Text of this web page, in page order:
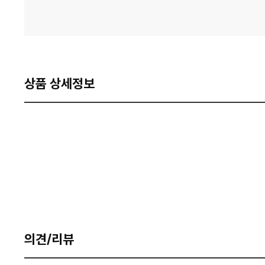
상품 상세정보
의견/리뷰